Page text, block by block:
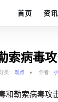
首页 资讯
索病毒
类： 观点 作者：
勒索病毒攻击